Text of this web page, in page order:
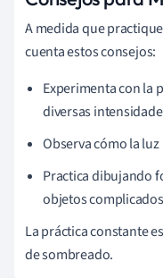
A medida que
cuenta estos consejos:
Experimenta con la
diversas
Observa cómo la
Practica dibujando
objetos
La práctica constante
de sombreado.